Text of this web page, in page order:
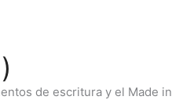
de escritura y el Made in